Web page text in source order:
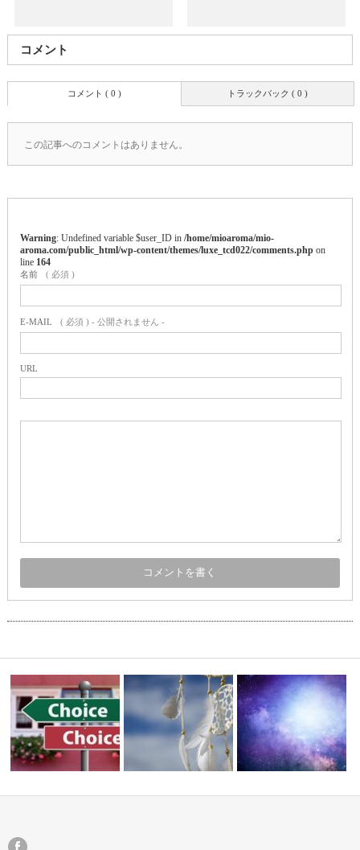
コメント
トラックバック ( 0 )
コメント ( 0 )
この記事へのコメントはありません。
Warning : Undefined variable $user_ID in /home/mioaroma/mio-
aroma.com/public_html/wp-content/themes/luxe_tcd022/comments.phpon
line 164
名前 ( 必須 )
E-MAIL ( 必須 ) - 公開されません -
URL
後悔のないように